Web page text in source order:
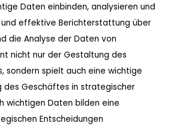
Daten einbinden, analysieren und
und effektive Berichterstattung über
die Analyse der Daten von
nicht nur der Gestaltung des
sondern spielt auch eine wichtige
des Geschäftes in strategischer
wichtigen Daten bilden eine
Entscheidungen